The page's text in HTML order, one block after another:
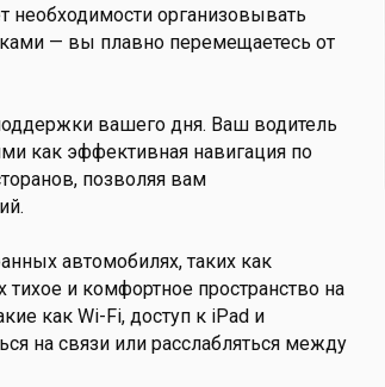
необходимости организовывать
— вы плавно перемещаетесь от
вашего дня. Ваш водитель
как эффективная навигация по
позволяя вам
автомобилях, таких как
и комфортное пространство на
как Wi-Fi, доступ к iPad и
на связи или расслабляться между